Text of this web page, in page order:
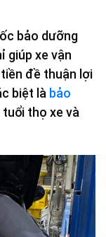
bảo dưỡng
giúp xe vận
đề thuận lợi
biệt là bảo
tuổi thọ xe và